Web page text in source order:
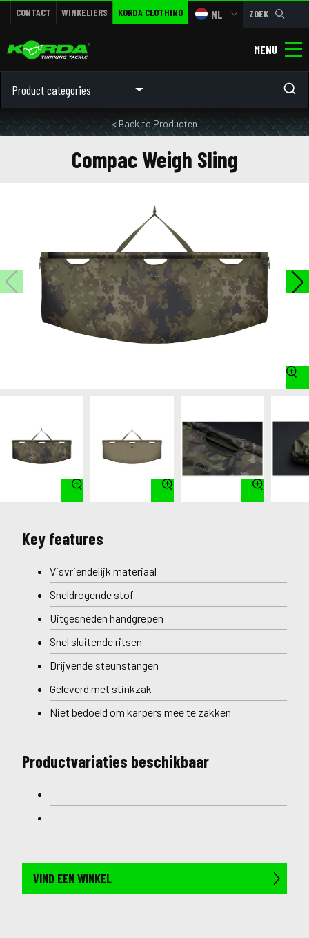
CONTACT WINKELIERS KORDA CLOTHING NL ZOEK
MENU
Product categories
< Back to Producten
Compac Weigh Sling
Key features
Visvriendelijk materiaal
Sneldrogende stof
Uitgesneden handgrepen
Snel sluitende ritsen
Drijvende steunstangen
Geleverd met stinkzak
Niet bedoeld om karpers mee te zakken
Productvariaties beschikbaar
VIND EEN WINKEL